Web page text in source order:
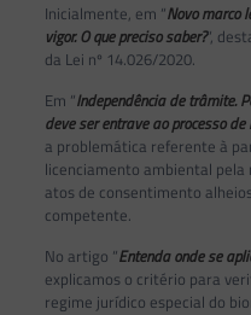
Inicialmente, em “Novo marco
vigor. O que preciso saber?“,
da Lei nº 14.026/2020.
Em “Independência de trâmite.
deve ser entrave ao processo
a problemática referente à
licenciamento ambiental pela
atos de consentimento
competente.
No artigo “Entenda onde se
explicamos o critério para
regime jurídico especial do